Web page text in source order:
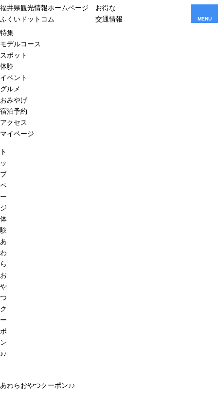
福井県観光情報ホームページ
ふくいドットコム
お得な
交通情報
MENU
特集
モデルコース
スポット
体験
イベント
グルメ
おみやげ
宿泊予約
アクセス
マイページ
ト
ッ
プ
ペ
ー
ジ
体
験
あ
わ
ら
お
や
つ
ク
ー
ポ
ン
♪♪
あわらおやつクーポン♪♪